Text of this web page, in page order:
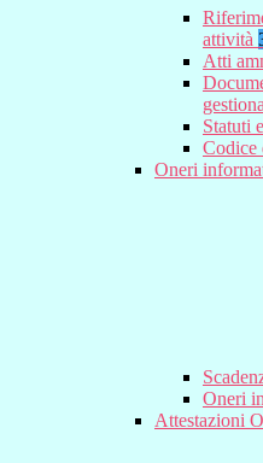
attività
Atti
Statuti
Codice
Oneri
Oneri
Attestazioni